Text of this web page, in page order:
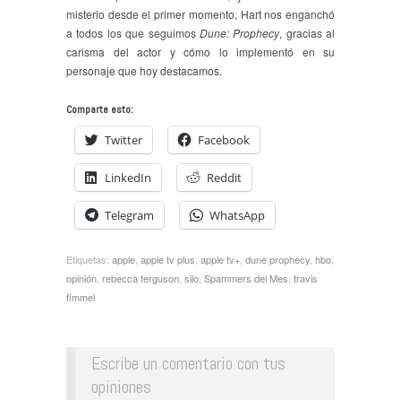
misterio desde el primer momento, Hart nos enganchó
a todos los que seguimos Dune: Prophecy, gracias al
carisma del actor y cómo lo implementó en su
personaje que hoy destacamos.
Comparte esto:
Twitter Facebook
LinkedIn Reddit
Telegram WhatsApp
Etiquetas: apple apple tv plus apple tv+ dune prophecy hbo
opinión rebecca ferguson silo Spammers del Mes travis
fimmel
Escribe un comentario con tus
opiniones